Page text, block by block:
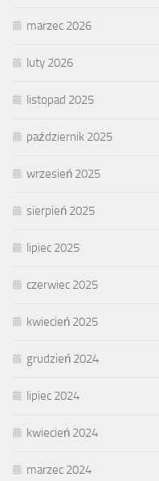
marzec 2026
luty 2026
listopad 2025
październik 2025
wrzesień 2025
sierpień 2025
lipiec 2025
czerwiec 2025
kwiecień 2025
grudzień 2024
lipiec 2024
kwiecień 2024
marzec 2024